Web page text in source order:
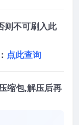
则不可刷入此
点此查询
缩包,解压后再